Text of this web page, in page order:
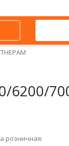
6200/
розничная: